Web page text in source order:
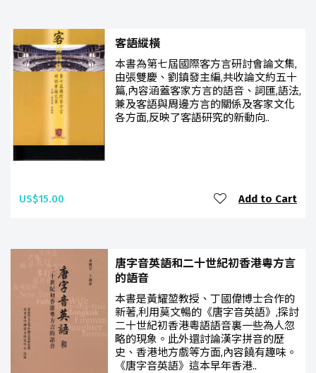
客語縱橫
本書為第七屆國際客方言研討會論文集,
由張雙慶、劉鎮發主編,共收論文約五十
篇,內容涵蓋客家方言的語音、詞匯,語法,
兼及客語與周邊方言的關係及客家文化
各方面,反映了客語研究的新動向..
US$15.00 Add to Cart
唐字音英語和二十世紀初香港粵方言
的語音
本書是黃耀堃教授、丁國偉博士合作的
新著,利用莫文暢的《唐字音英語》,探討
二十世紀初香港粵語語音裏一些為人忽
略的現象。此外還討論漢字拼音的歷
史、香港地方戲等方面,內容饒有趣味。
《唐字音英語》這本早年香港..